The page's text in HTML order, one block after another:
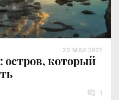
остров, который
22 МАЯ 2021
1